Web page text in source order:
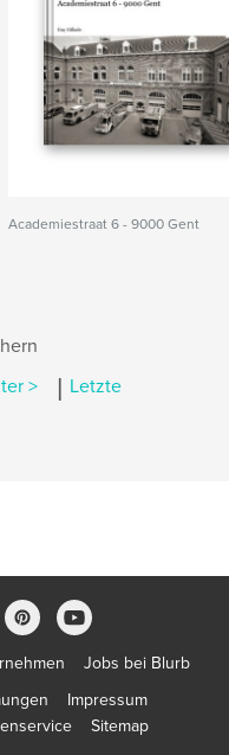
Academiestraat 6 - 9000 Gent
> | Letzte
Jobs bei Blurb
Impressum
Sitemap